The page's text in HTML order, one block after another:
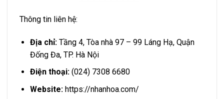
Thông tin liên hệ:
Địa chỉ:Tầng 4, Tòa nhà 97 – 99 Láng Hạ, Quận
Đống Đa, TP. Hà Nội
Điện thoại:(024) 7308 6680
Website:https://nhanhoa.com/